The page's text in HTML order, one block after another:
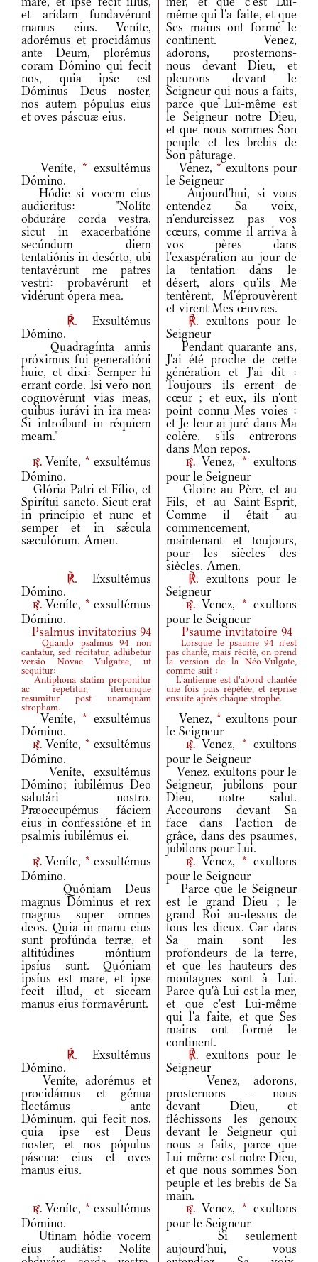
et arídam fundavérunt
manus eius. Veníte,
adorémus et procidámus
ante Deum, plorémus
coram Dómino qui fecit
nos, quia ipse est
Dóminus Deus noster,
nos autem pópulus eius
et oves páscuæ eius.
même qui l'a faite, et que
Ses mains ont formé le
continent. Venez,
adorons, prosternons-
nous devant Dieu, et
pleurons devant le
Seigneur qui nous a faits,
parce que Lui-même est
le Seigneur notre Dieu,
et que nous sommes Son
peuple et les brebis de
Son pâturage.
Veníte, * exsultémus
Dómino.
Venez, * exultons pour
le Seigneur
Hódie si vocem eius
audieritus: "Nolíte
obduráre corda vestra,
sicut in exacerbatióne
secúndum diem
tentatiónis in desérto, ubi
tentavérunt me patres
vestri: probavérunt et
vidérunt ópera mea.
Aujourd'hui, si vous
entendez Sa voix,
n'endurcissez pas vos
cœurs, comme il arriva à
vos pères dans
l'exaspération au jour de
la tentation dans le
désert, alors qu'ils Me
tentèrent, M'éprouvèrent
et virent Mes œuvres.
℟. Exsultémus
Dómino.
℟. exultons pour le
Seigneur
Quadragínta annis
próximus fui generatióni
huic, et dixi: Semper hi
errant corde. Isi vero non
cognovérunt vias meas,
quibus iurávi in ira mea:
Si introíbunt in réquiem
meam."
Pendant quarante ans,
J'ai été proche de cette
génération et J'ai dit :
Toujours ils errent de
cœur ; et eux, ils n'ont
point connu Mes voies :
et Je leur ai juré dans Ma
colère, s'ils entrerons
dans Mon repos.
r. Veníte, * exsultémus
Dómino.
r. Venez, * exultons
pour le Seigneur
Glória Patri et Fílio, et
Spirítui sancto. Sicut erat
in princípio et nunc et
semper et in sǽcula
sæculórum. Amen.
Gloire au Père, et au
Fils, et au Saint-Esprit,
Comme il était au
commencement,
maintenant et toujours,
pour les siècles des
siècles. Amen.
℟. Exsultémus
Dómino.
℟. exultons pour le
Seigneur
r. Veníte, * exsultémus
Dómino.
r. Venez, * exultons
pour le Seigneur
Psalmus invitatorius 94
Psaume invitatoire 94
Quando psalmus 94 non
cantatur, sed recitatur, adhibetur
versio Novae Vulgatae, ut
sequitur:
Lorsque le psaume 94 n'est
pas chanté, mais récité, on prend
la version de la Néo-Vulgate,
comme suit :
Antiphona statim proponitur
ac repetitur, iterumque
resumitur post unamquam
stropham.
L'antienne est d'abord chantée
une fois puis répétée, et reprise
ensuite après chaque strophe.
Veníte, * exsultémus
Dómino.
Venez, * exultons pour
le Seigneur
r. Veníte, * exsultémus
Dómino.
r. Venez, * exultons
pour le Seigneur
Veníte, exsultémus
Dómino; iubilémus Deo
salutári nostro.
Præoccupémus fáciem
eius in confessióne et in
psalmis iubilémus ei.
Venez, exultons pour le
Seigneur, jubilons pour
Dieu, notre salut.
Accourons devant Sa
face dans l'action de
grâce, dans des psaumes,
jubilons pour Lui.
r. Veníte, * exsultémus
Dómino.
r. Venez, * exultons
pour le Seigneur
Quóniam Deus
magnus Dóminus et rex
magnus super omnes
deos. Quia in manu eius
sunt profúnda terræ, et
altitúdines móntium
ipsíus sunt. Quóniam
ipsíus est mare, et ipse
fecit illud, et siccam
manus eius formavérunt.
Parce que le Seigneur
est le grand Dieu ; le
grand Roi au-dessus de
tous les dieux. Car dans
Sa main sont les
profondeurs de la terre,
et que les hauteurs des
montagnes sont à Lui.
Parce qu'à Lui est la mer,
et que c'est Lui-même
qui l'a faite, et que Ses
mains ont formé le
continent.
℟. Exsultémus
Dómino.
℟. exultons pour le
Seigneur
Veníte, adorémus et
procidámus et génua
flectámus ante
Dóminum, qui fecit nos,
quia ipse est Deus
noster, et nos pópulus
páscuæ eius et oves
manus eius.
Venez, adorons,
prosternons - nous
devant Dieu, et
fléchissons les genoux
devant le Seigneur qui
nous a faits, parce que
Lui-même est notre Dieu,
et que nous sommes Son
peuple et les brebis de Sa
main.
r. Veníte, * exsultémus
Dómino.
r. Venez, * exultons
pour le Seigneur
Utinam hódie vocem
eius audiátis: Nolíte
Si seulement
aujourd'hui, vous